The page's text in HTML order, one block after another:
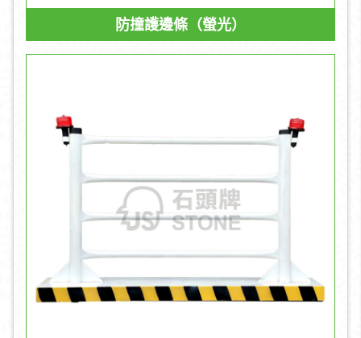
防撞護邊條（螢光）